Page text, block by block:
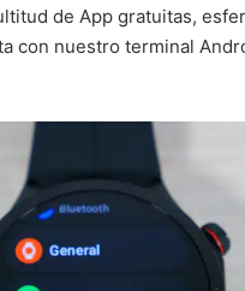
de App gratuitas,
con nuestro terminal